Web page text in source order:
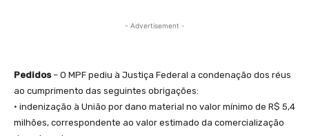
- Advertisement -
Pedidos– O MPF pediu à Justiça Federal a condenação dos réus
ao cumprimento das seguintes obrigações:
• indenização à União por dano material no valor mínimo de R$ 5,4
milhões, correspondente ao valor estimado da comercialização